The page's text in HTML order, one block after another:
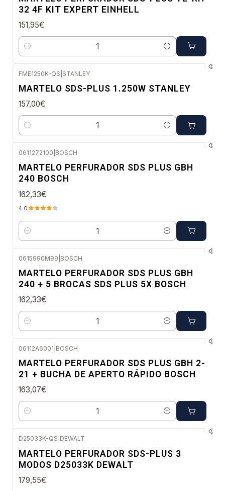
32 4F KIT EXPERT EINHELL
151,95€
Quantidade
FME1250K-QS STANLEY
MARTELO SDS-PLUS 1.250W STANLEY
157,00€
Quantidade
0611272100 BOSCH
MARTELO PERFURADOR SDS PLUS GBH
240 BOSCH
162,33€
4.0
Quantidade
0615990M99 BOSCH
MARTELO PERFURADOR SDS PLUS GBH
240 + 5 BROCAS SDS PLUS 5X BOSCH
162,33€
Quantidade
06112A6001 BOSCH
MARTELO PERFURADOR SDS PLUS GBH 2-
21 + BUCHA DE APERTO RÁPIDO BOSCH
163,07€
Quantidade
D25033K-QS DEWALT
MARTELO PERFURADOR SDS-PLUS 3
MODOS D25033K DEWALT
179,55€